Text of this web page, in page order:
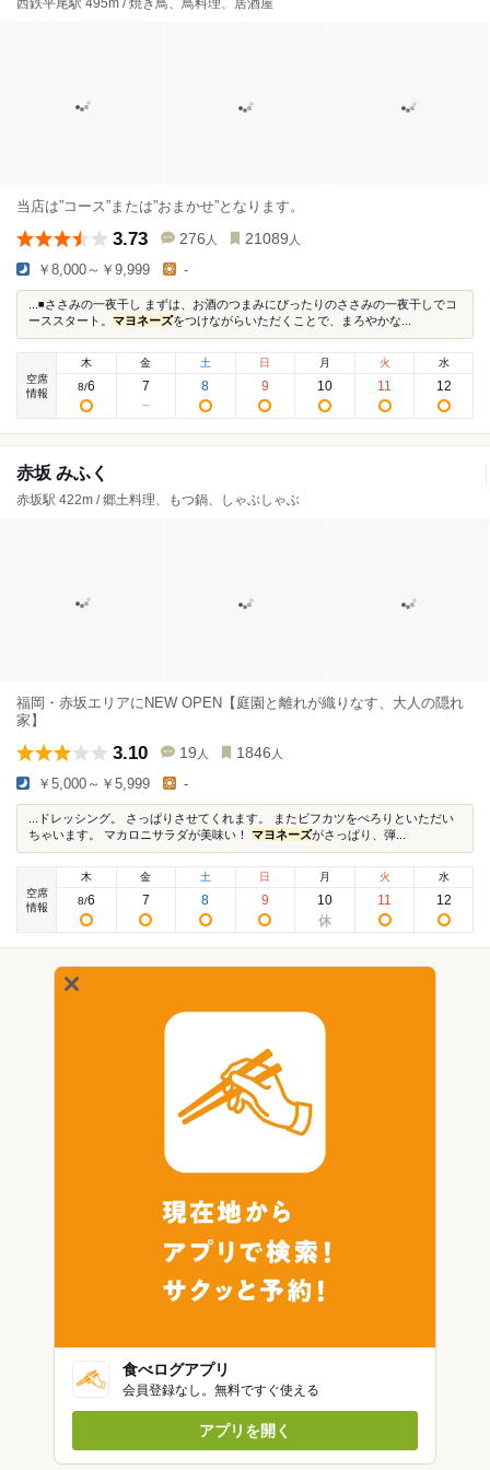
西鉄平尾駅 495m / 焼き鳥、鳥料理、居酒屋
当店は”コース”または”おまかせ”となります。
3.73 276 人 21089 人
￥8,000～￥9,999 -
...◾️ささみの一夜干し まずは、お酒のつまみにぴったりのささみの一夜干しでコ
ーススタート。 マヨネーズをつけながらいただくことで、まろやかな...
空席
情報
木
8/6
金
7
土
8
日
9
月
10
火
11
水
12
赤坂 みふく
赤坂駅 422m / 郷土料理、もつ鍋、しゃぶしゃぶ
福岡・赤坂エリアにNEW OPEN【庭園と離れが織りなす、大人の隠れ
家】
3.10 19 人 1846 人
￥5,000～￥5,999 -
...ドレッシング。 さっぱりさせてくれます。 またビフカツをぺろりといただい
ちゃいます。 マカロニサラダが美味い！ マヨネーズがさっぱり、弾...
空席
情報
木
8/6
金
7
土
8
日
9
月
10
火
11
水
12
食べログアプリ
会員登録なし。無料ですぐ使える
アプリを開く